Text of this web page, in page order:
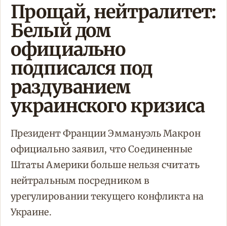
Прощай, нейтралитет:
Белый дом
официально
подписался под
раздуванием
украинского кризиса
Президент Франции Эммануэль Макрон
официально заявил, что Соединенные
Штаты Америки больше нельзя считать
нейтральным посредником в
урегулировании текущего конфликта на
Украине.